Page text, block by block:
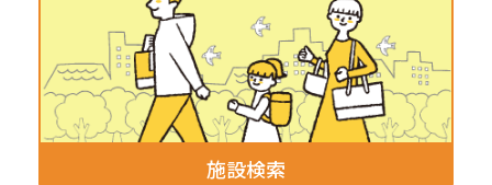
施設検索